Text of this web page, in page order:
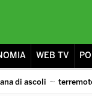
WEB TV
di ascoli